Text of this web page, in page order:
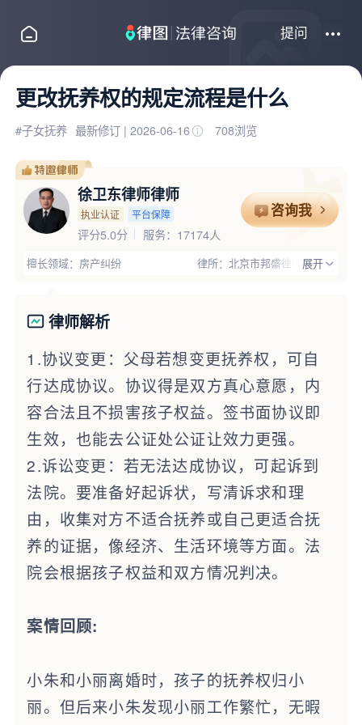
提问
更改抚养权的规定流程是什么
#子女抚养 最新修订 | 2026-06-16 708浏览
徐卫东律师律师
执业认证 平台保障
评分5.0分 服务：17174人
咨询我
擅长领域：房产纠纷
律所：北京市邦盛律师事务所
展开
律师解析
1.协议变更：父母若想变更抚养权，可自
行达成协议。协议得是双方真心意愿，内
容合法且不损害孩子权益。签书面协议即
生效，也能去公证处公证让效力更强。
2.诉讼变更：若无法达成协议，可起诉到
法院。要准备好起诉状，写清诉求和理
由，收集对方不适合抚养或自己更适合抚
养的证据，像经济、生活环境等方面。法
院会根据孩子权益和双方情况判决。
案情回顾:
小朱和小丽离婚时，孩子的抚养权归小
丽。但后来小朱发现小丽工作繁忙，无暇